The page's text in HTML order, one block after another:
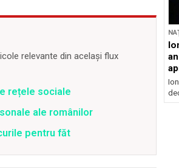
relevante din același flux
rețele sociale
ale românilor
pentru făt